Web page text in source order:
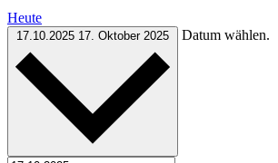
Heute
17.10.2025 17. Oktober 2025 Datum wählen.